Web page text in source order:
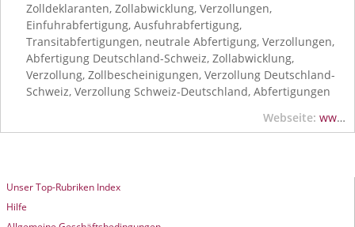
Zolldeklaranten, Zollabwicklung, Verzollungen,
Einfuhrabfertigung, Ausfuhrabfertigung,
Transitabfertigungen, neutrale Abfertigung, Verzollungen,
Abfertigung Deutschland-Schweiz, Zollabwicklung,
Verzollung, Zollbescheinigungen, Verzollung Deutschland-
Schweiz, Verzollung Schweiz-Deutschland, Abfertigungen
Webseite: www.kraus-verzollungen.de
Unser Top-Rubriken Index
Hilfe